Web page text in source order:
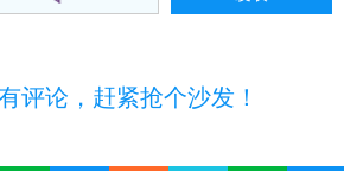
评论，赶紧抢个沙发！